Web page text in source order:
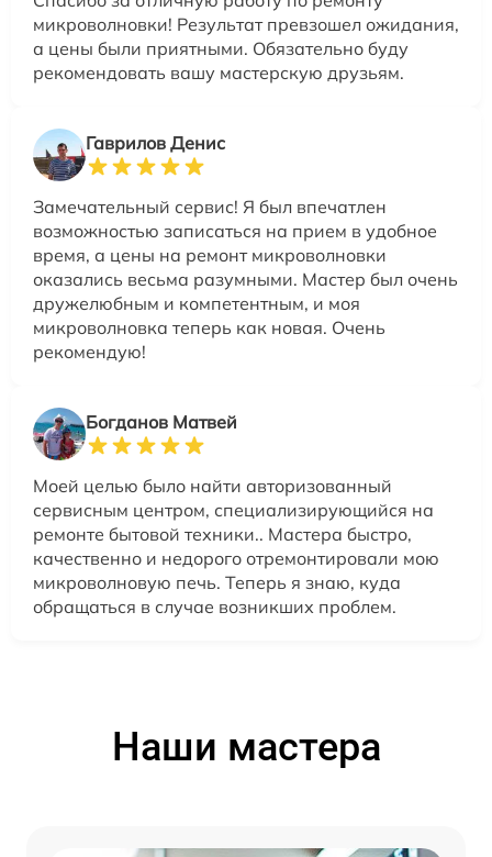
микроволновки! Результат превзошел ожидания,
а цены были приятными. Обязательно буду
рекомендовать вашу мастерскую друзьям.
Гаврилов Денис
Замечательный сервис! Я был впечатлен
возможностью записаться на прием в удобное
время, а цены на ремонт микроволновки
оказались весьма разумными. Мастер был очень
дружелюбным и компетентным, и моя
микроволновка теперь как новая. Очень
рекомендую!
Богданов Матвей
Моей целью было найти авторизованный
сервисным центром, специализирующийся на
ремонте бытовой техники.. Мастера быстро,
качественно и недорого отремонтировали мою
микроволновую печь. Теперь я знаю, куда
обращаться в случае возникших проблем.
Наши мастера